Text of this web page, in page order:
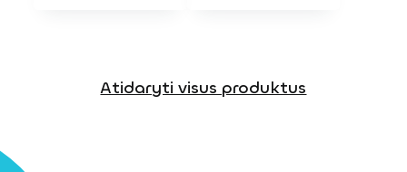
Atidaryti visus produktus